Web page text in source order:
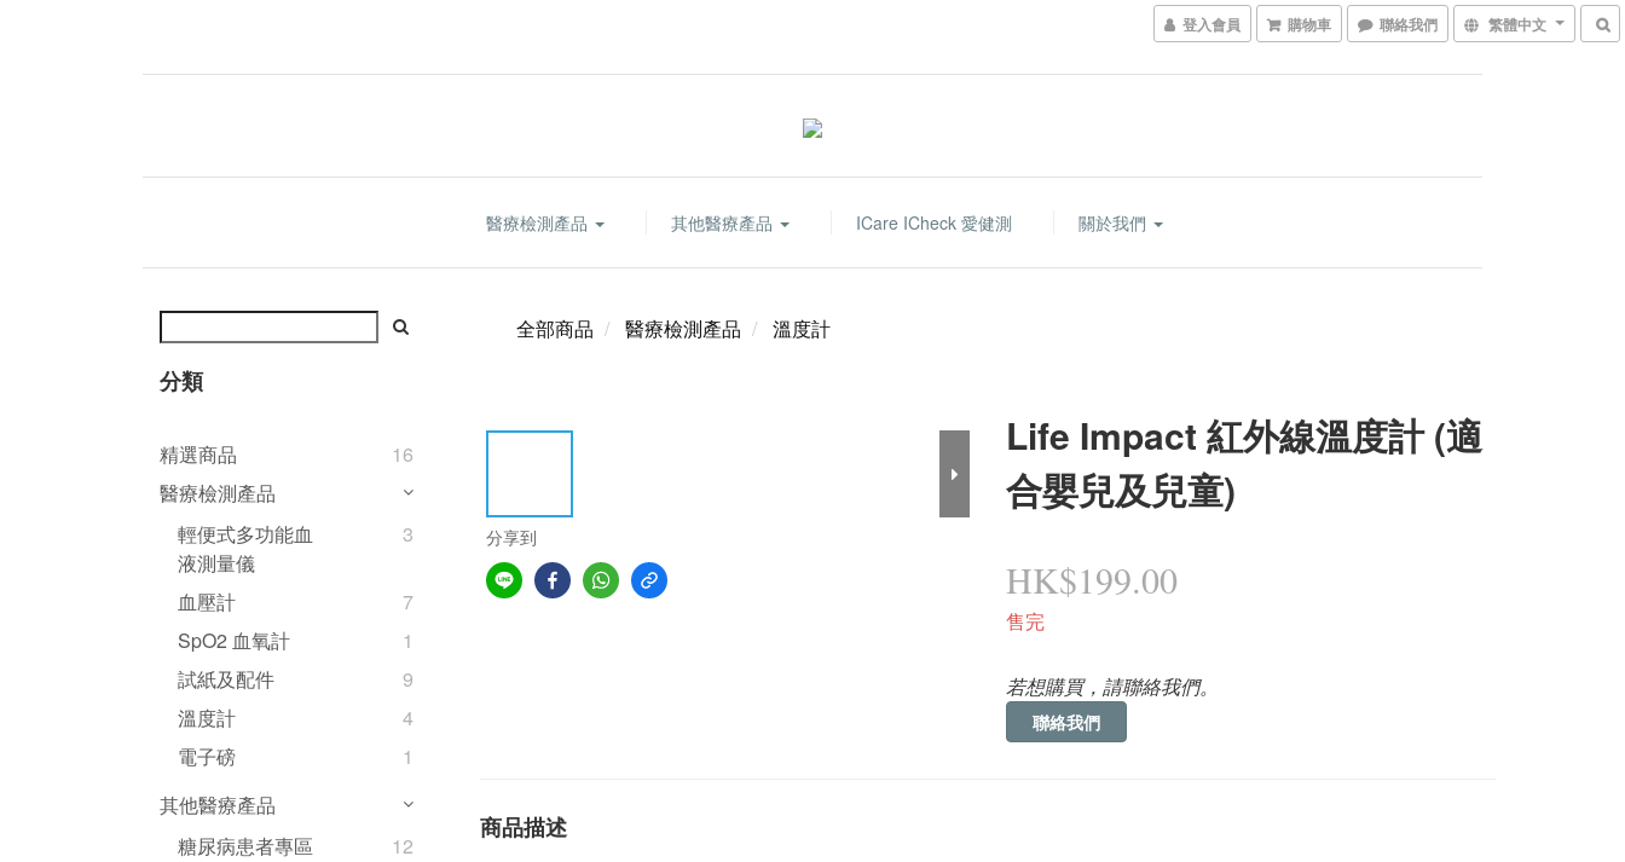
登入會員 購物車 聯絡我們 繁體中文
醫療檢測產品 其他醫療產品 ICare ICheck 愛健測 關於我們
分類
精選商品
16
醫療檢測產品
輕便式多功能血
液測量儀
3
血壓計
7
SpO2 血氧計
1
試紙及配件
9
溫度計
4
電子磅
1
其他醫療產品
糖尿病患者專區
12
全部商品 醫療檢測產品 溫度計
分享到
Life Impact 紅外線溫度計 (適
合嬰兒及兒童)
HK$199.00
售完
若想購買，請聯絡我們。
聯絡我們
商品描述